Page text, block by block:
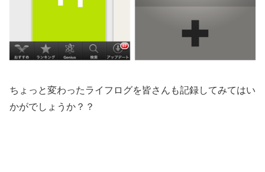
ちょっと変わったライフログを皆さんも記録してみてはい
かがでしょうか？？